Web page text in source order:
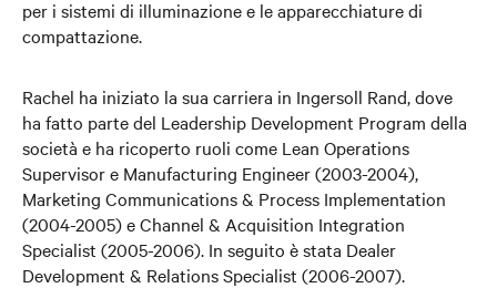
per i sistemi di illuminazione e le apparecchiature di
compattazione.
Rachel ha iniziato la sua carriera in Ingersoll Rand, dove
ha fatto parte del Leadership Development Program della
società e ha ricoperto ruoli come Lean Operations
Supervisor e Manufacturing Engineer (2003-2004),
Marketing Communications & Process Implementation
(2004-2005) e Channel & Acquisition Integration
Specialist (2005-2006). In seguito è stata Dealer
Development & Relations Specialist (2006-2007).